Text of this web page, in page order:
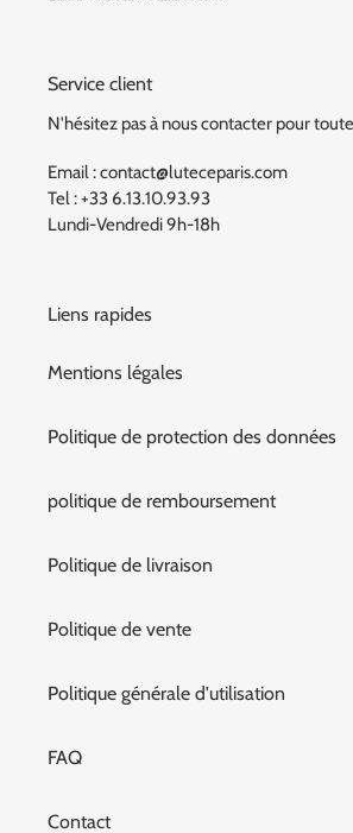
Service client
N'hésitez pas à nous contacter pour
Email : contact@luteceparis.com
Tel : +33 6.13.10.93.93
Lundi-Vendredi 9h-18h
Liens rapides
Mentions légales
Politique de protection des données
politique de remboursement
Politique de livraison
Politique de vente
Politique générale d'utilisation
FAQ
Contact